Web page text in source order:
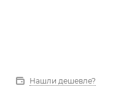
Нашли дешевле?